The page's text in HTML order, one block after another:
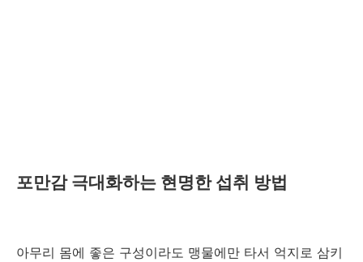
포만감 극대화하는 현명한 섭취 방법
아무리 몸에 좋은 구성이라도 맹물에만 타서 억지로 삼키